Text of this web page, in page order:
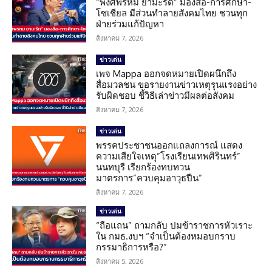
โซเชียล มีส่วนทำลายสังคมไทย ชวนทุก
ฝ่ายร่วมแก้ปัญหา
สิงหาคม 7, 2026
ข่าวเด่น
เพจ Mappa ออกจดหมายเปิดผนึกถึง
สื่อมวลชน ขอรายงานข่าวเหตุรุนแรงอย่าง
รับผิดชอบ ชี้วิธีเล่าข่าวมีผลต่อสังคม
สิงหาคม 7, 2026
ข่าวเด่น
พรรคประชาชนออกแถลงการณ์ แสดง
ความเสียใจเหตุ”โรงเรียนเทพศิรินทร์”
นนทบุรี เรียกร้องทบทวน
มาตรการ”ควบคุมอาวุธปืน”
สิงหาคม 7, 2026
ข่าวเด่น
“ถือแถน” ถามกลับ ปมข้าราชการหัวเราะ
ใน กมธ.งบฯ “จำเป็นต้องหมอบกราบ
กรรมาธิการหรือ?”
สิงหาคม 5, 2026